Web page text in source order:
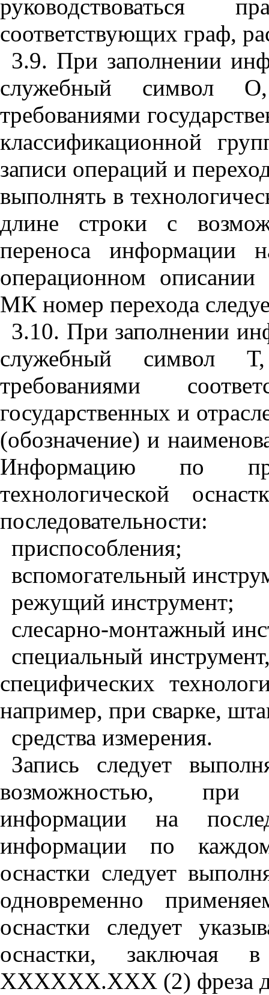
руководствоваться
соответствующих граф,
3.9. При заполнении
служебный символ О,
требованиями
классификационной
записи операций и
выполнять в
длине строки с
переноса информации
операционном описании
МК номер перехода
3.10. При заполнении
служебный символ Т,
требованиями
государственных и
(обозначение) и
Информацию по
технологической
последовательности:
приспособления;
вспомогательный
режущий инструмент;
слесарно-монтажный
специальный
специфических
например, при сварке,
средства измерения.
Запись следует
возможностью, при
информации на
информации по
оснастки следует
одновременно
оснастки следует
оснастки, заключая
ХХХХХХ.ХХХ (2) фреза